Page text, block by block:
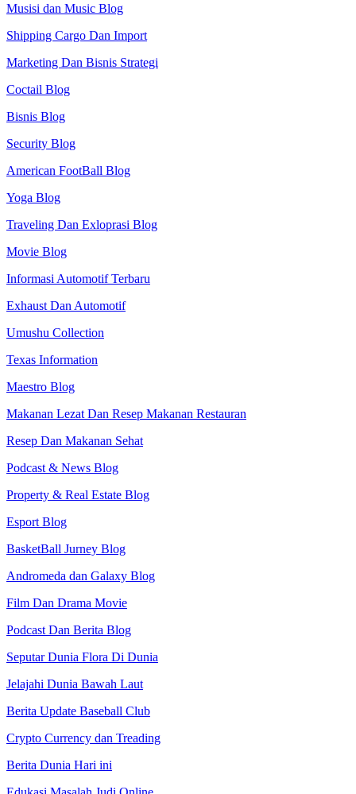
Musisi dan Music Blog
Shipping Cargo Dan Import
Marketing Dan Bisnis Strategi
Coctail Blog
Bisnis Blog
Security Blog
American FootBall Blog
Yoga Blog
Traveling Dan Exloprasi Blog
Movie Blog
Informasi Automotif Terbaru
Exhaust Dan Automotif
Umushu Collection
Texas Information
Maestro Blog
Makanan Lezat Dan Resep Makanan Restauran
Resep Dan Makanan Sehat
Podcast & News Blog
Property & Real Estate Blog
Esport Blog
BasketBall Jurney Blog
Andromeda dan Galaxy Blog
Film Dan Drama Movie
Podcast Dan Berita Blog
Seputar Dunia Flora Di Dunia
Jelajahi Dunia Bawah Laut
Berita Update Baseball Club
Crypto Currency dan Treading
Berita Dunia Hari ini